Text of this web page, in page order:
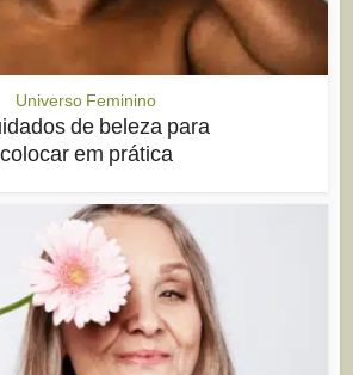
Universo Feminino
de beleza para
colocar em prática